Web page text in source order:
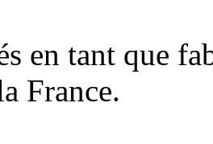
en tant que
France.